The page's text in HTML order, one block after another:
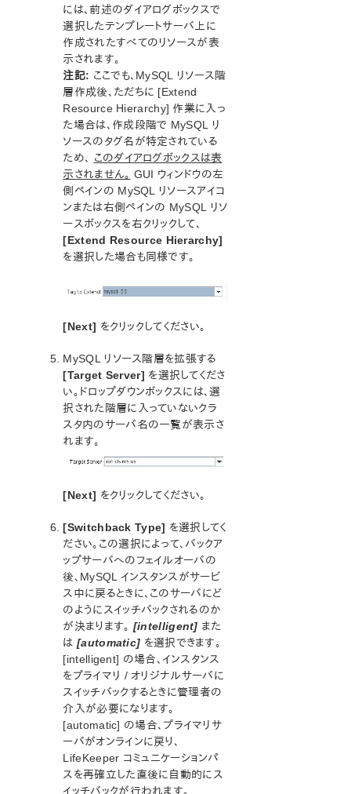
Oracleパラメーター一覧
PostgreSQLパラメーター一覧
Quorumパラメーター一覧
Route53 パラメーター一覧
SAPパラメーター一覧
DataKeeperパラメータ一覧
Standby Node Health Checkパラメーター一覧
SAP HANAパラメーター一覧
SAP MaxDBパラメーター一覧
エラーコード一覧
総合メッセージカタログ
LifeKeeper for Linuxサポートマトリックス
サポートストレージ
LifeKeeper for Linux 評価ガイド
クラウド環境向けLifeKeeper for Linux 評価ガイド
Quick Start Guides
AWS Direct Connect クイックスタートガイド
Microsoft Azure クイックスタートガイド
AWS Transit Gatewayを使用したLifeKeeperクラスターと
AWS VPC ピアリング接続を使用した複数 VPC クラスタ
Apache/MySQL Cluster Using Both Shared and
Replicated Storage
LifeKeeper Single Server Protection
LifeKeeper Single Server Protection for Linuxリリースノ
ート
はじめに
LifeKeeper Single Server Protection インストレーションガ
イド
LifeKeeper Single Server Protection テクニカルドキュメ
ンテーション
プロダクトライフサイクル
LifeKeeper Web Management Console (LKWMC)
アーキテクチャー
には、前述のダイアログボックスで
選択したテンプレートサーバ上に
作成されたすべてのリソースが表
示されます。
注記: ここでも、MySQL リソース階
層作成後、ただちに [Extend
Resource Hierarchy] 作業に入っ
た場合は、作成段階で MySQL リ
ソースのタグ名が特定されている
ため、 このダイアログボックスは表
示されません。 GUI ウィンドウの左
側ペインの MySQL リソースアイコ
ンまたは右側ペインの MySQL リソ
ースボックスを右クリックして、
[Extend Resource Hierarchy]
を選択した場合も同様です。
[Next] をクリックしてください。
MySQL リソース階層を拡張する
[Target Server] を選択してくださ
い。ドロップダウンボックスには、選
択された階層に入っていないクラ
スタ内のサーバ名の一覧が表示さ
れます。
[Next] をクリックしてください。
[Switchback Type] を選択してく
ださい。この選択によって、バックア
ップサーバへのフェイルオーバの
後、MySQL インスタンスがサービ
ス中に戻るときに、このサーバにど
のようにスイッチバックされるのか
が決まります。 [intelligent] また
は[automatic] を選択できます。
[intelligent] の場合、インスタンス
をプライマリ / オリジナルサーバに
スイッチバックするときに管理者の
介入が必要になります。
[automatic] の場合、プライマリサ
ーバがオンラインに戻り、
LifeKeeper コミュニケーションパ
スを再確立した直後に自動的にス
イッチバックが行われます。